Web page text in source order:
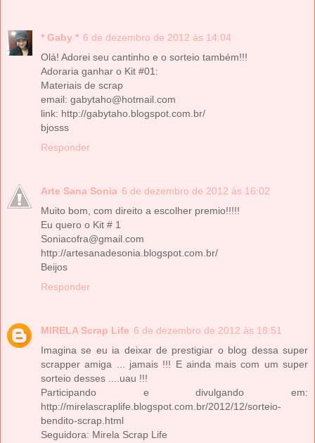
* Gaby * 6 de dezembro de 2012 às 14:04
Olá! Adorei seu cantinho e o sorteio também!!!
Adoraria ganhar o Kit #01:
Materiais de scrap
email: gabytaho@hotmail.com
link: http://gabytaho.blogspot.com.br/
bjosss
Responder
Arte Sana Sonia 6 de dezembro de 2012 às 16:02
Muito bom, com direito a escolher premio!!!!!
Eu quero o Kit # 1
Soniacofra@gmail.com
http://artesanadesonia.blogspot.com.br/
Beijos
Responder
MIRELA Scrap Life 6 de dezembro de 2012 às 18:51
Imagina se eu ia deixar de prestigiar o blog dessa super
scrapper amiga ... jamais !!! E ainda mais com um super
sorteio desses ....uau !!!
Participando e divulgando em:
http://mirelascraplife.blogspot.com.br/2012/12/sorteio-
bendito-scrap.html
Seguidora: Mirela Scrap Life